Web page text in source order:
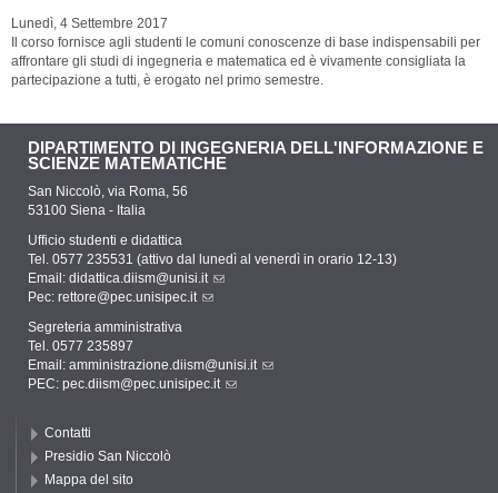
Lunedì, 4 Settembre 2017
Il corso fornisce agli studenti le comuni conoscenze di base indispensabili per
affrontare gli studi di ingegneria e matematica ed è vivamente consigliata la
partecipazione a tutti, è erogato nel primo semestre.
DIPARTIMENTO DI INGEGNERIA DELL'INFORMAZIONE E
SCIENZE MATEMATICHE
San Niccolò, via Roma, 56
53100 Siena - Italia
Ufficio studenti e didattica
Tel. 0577 235531 (attivo dal lunedì al venerdì in orario 12-13)
Email: didattica.diism@unisi.it
Pec: rettore@pec.unisipec.it
Segreteria amministrativa
Tel. 0577 235897
Email: amministrazione.diism@unisi.it
PEC: pec.diism@pec.unisipec.it
Contatti
Presidio San Niccolò
Mappa del sito